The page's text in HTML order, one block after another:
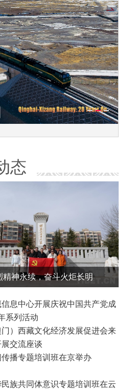
态
精神永续，奋斗火炬长明
息中心开展庆祝中国共产党成
系列活动
）西藏文化经济发展促进会来
交流座谈
播专题培训班在京举办
族共同体意识专题培训班在云